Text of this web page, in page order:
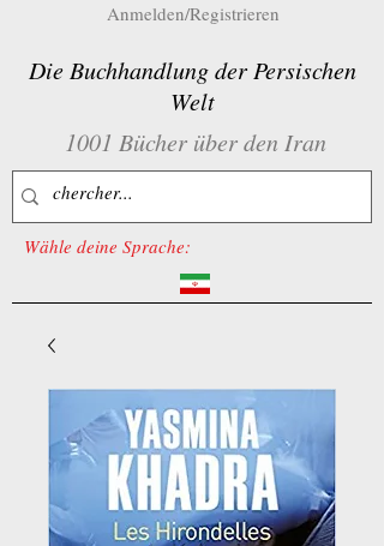
Anmelden/Registrieren
Die Buchhandlung der Persischen
Welt
1001 Bücher über den Iran
Wähle deine Sprache: